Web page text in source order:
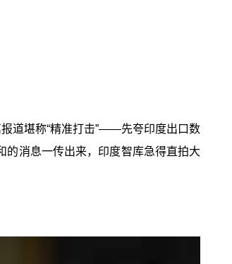
道堪称“精准打击”——先夸印度出口数
的消息一传出来，印度智库急得直拍大